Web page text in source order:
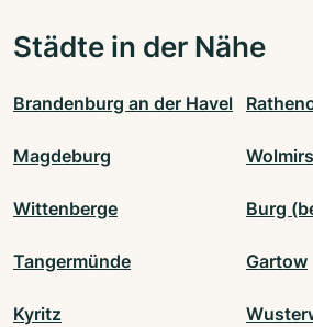
Städte in der Nähe
Brandenburg an der Havel
Magdeburg
Wittenberge Burg
Tangermünde Gartow
Kyritz